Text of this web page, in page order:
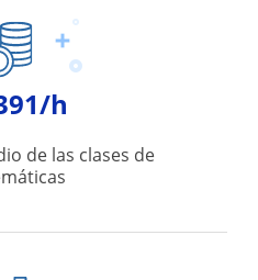
h
de las clases de